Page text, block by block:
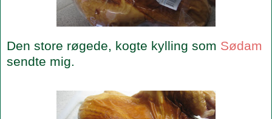
Den store røgede, kogte kylling som Sødam
sendte mig.